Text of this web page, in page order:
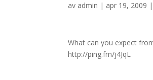
av admin | apr 19, 2009
What can you expect
http://ping.fm/j4JqL